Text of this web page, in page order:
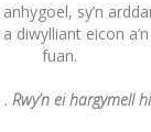
sy’n
diwylliant eicon
fuan.
. Rwy’n ei hargymell